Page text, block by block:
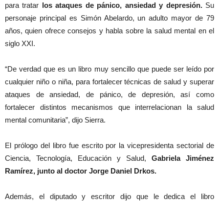
para tratar los ataques de pánico, ansiedad y depresión.Su
personaje principal es Simón Abelardo, un adulto mayor de 79
años, quien ofrece consejos y habla sobre la salud mental en el
siglo XXI.
“De verdad que es un libro muy sencillo que puede ser leído por
cualquier niño o niña, para fortalecer técnicas de salud y superar
ataques de ansiedad, de pánico, de depresión, así como
fortalecer distintos mecanismos que interrelacionan la salud
mental comunitaria”, dijo Sierra.
El prólogo del libro fue escrito por la vicepresidenta sectorial de
Ciencia, Tecnología, Educación y Salud, Gabriela Jiménez
Ramírez, junto al doctor Jorge Daniel Drkos.
Además, el diputado y escritor dijo que le dedica el libro